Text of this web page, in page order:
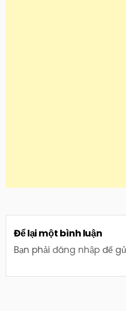
Để lại một bình luận
Bạn phảiđăng nhập để